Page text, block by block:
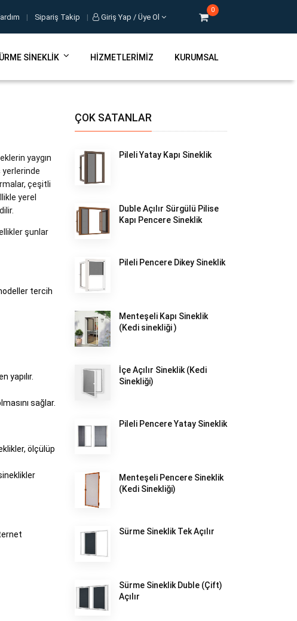
| Sipariş Takip | Giriş Yap / Üye Ol
0
SINEKLIK HIZMETLERIMIZ KURUMSAL
yaygın
yerlerinde
çeşitli
yerel
şunlar
tercih
yapılır.
sağlar.
ölçülüp
ÇOK SATANLAR
Pileli Yatay Kapı Sineklik
Duble Açılır Sürgülü Pilise
Kapı Pencere Sineklik
Pileli Pencere Dikey Sineklik
Menteşeli Kapı Sineklik
(Kedi sinekliği )
İçe Açılır Sineklik (Kedi
Sinekliği)
Pileli Pencere Yatay Sineklik
Menteşeli Pencere Sineklik
(Kedi Sinekliği)
Sürme Sineklik Tek Açılır
Sürme Sineklik Duble (Çift)
Açılır